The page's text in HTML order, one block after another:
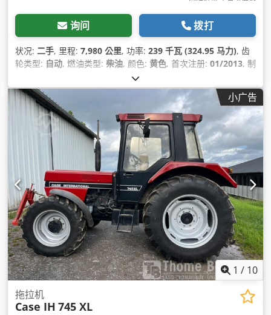
询问 拨打
状况: 二手, 里程: 7,980 公里, 功率: 239 千瓦 (324.95 马力), 齿
轮类型: 自动, 燃油类型: 柴油, 颜色: 黄色, 首次注册: 01/2013, 制
小广告
1 / 10
拖拉机
Case IH 745 XL